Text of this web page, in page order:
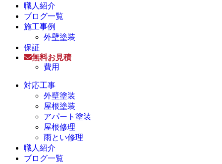
職人紹介
ブログ一覧
施工事例
外壁塗装
保証
無料お見積
費用
対応工事
外壁塗装
屋根塗装
アパート塗装
屋根修理
雨とい修理
職人紹介
ブログ一覧